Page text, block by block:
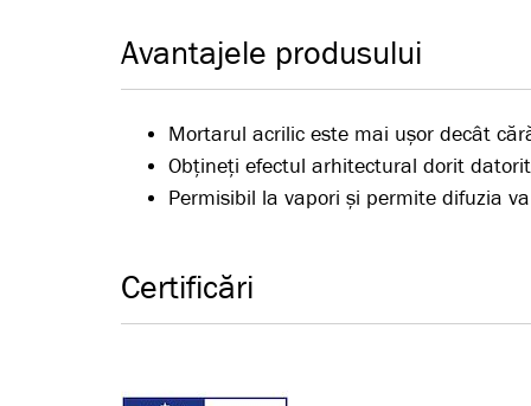
Avantajele produsului
Mortarul acrilic este mai ușor decât
Obțineți efectul arhitectural dorit
Permisibil la vapori și permite difuzia
Certificări